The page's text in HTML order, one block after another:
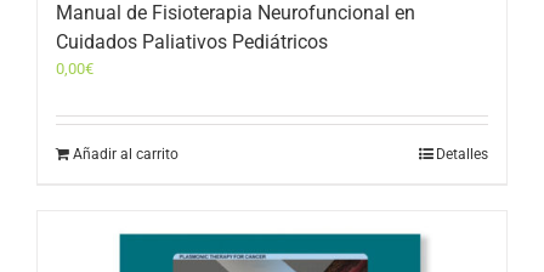
Manual de Fisioterapia Neurofuncional en
Cuidados Paliativos Pediátricos
0,00€
Añadir al carrito Detalles